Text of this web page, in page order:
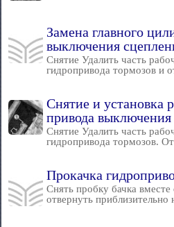
Замена главного
выключения
Снятие Удалить часть
гидропривода тормозов и
Снятие и установка
привода
Снятие Удалить часть
гидропривода тормозов.
Прокачка
Снять пробку бачка
отвернуть